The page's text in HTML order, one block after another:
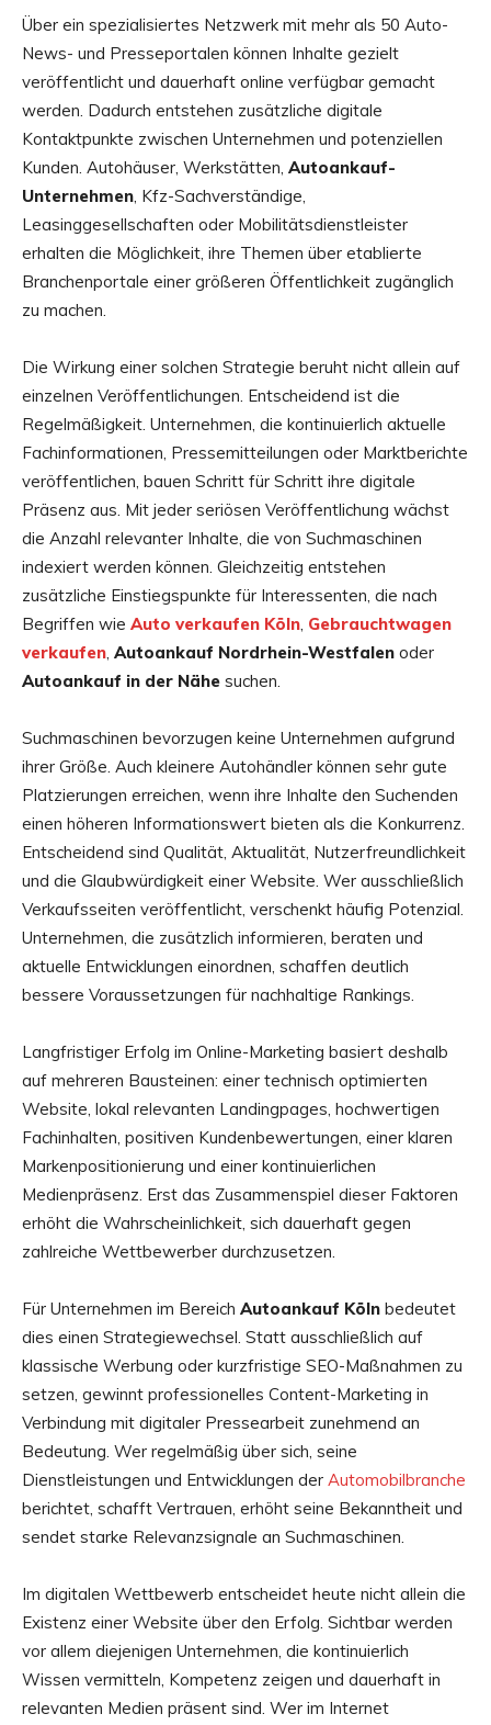
Über ein spezialisiertes Netzwerk mit mehr als 50 Auto-
News- und Presseportalen können Inhalte gezielt
veröffentlicht und dauerhaft online verfügbar gemacht
werden. Dadurch entstehen zusätzliche digitale
Kontaktpunkte zwischen Unternehmen und potenziellen
Kunden. Autohäuser, Werkstätten, Autoankauf-
Unternehmen, Kfz-Sachverständige,
Leasinggesellschaften oder Mobilitätsdienstleister
erhalten die Möglichkeit, ihre Themen über etablierte
Branchenportale einer größeren Öffentlichkeit zugänglich
zu machen.
Die Wirkung einer solchen Strategie beruht nicht allein auf
einzelnen Veröffentlichungen. Entscheidend ist die
Regelmäßigkeit. Unternehmen, die kontinuierlich aktuelle
Fachinformationen, Pressemitteilungen oder Marktberichte
veröffentlichen, bauen Schritt für Schritt ihre digitale
Präsenz aus. Mit jeder seriösen Veröffentlichung wächst
die Anzahl relevanter Inhalte, die von Suchmaschinen
indexiert werden können. Gleichzeitig entstehen
zusätzliche Einstiegspunkte für Interessenten, die nach
Begriffen wie Auto verkaufen Köln, Gebrauchtwagen
verkaufen, Autoankauf Nordrhein-Westfalen oder
Autoankauf in der Nähe suchen.
Suchmaschinen bevorzugen keine Unternehmen aufgrund
ihrer Größe. Auch kleinere Autohändler können sehr gute
Platzierungen erreichen, wenn ihre Inhalte den Suchenden
einen höheren Informationswert bieten als die Konkurrenz.
Entscheidend sind Qualität, Aktualität, Nutzerfreundlichkeit
und die Glaubwürdigkeit einer Website. Wer ausschließlich
Verkaufsseiten veröffentlicht, verschenkt häufig Potenzial.
Unternehmen, die zusätzlich informieren, beraten und
aktuelle Entwicklungen einordnen, schaffen deutlich
bessere Voraussetzungen für nachhaltige Rankings.
Langfristiger Erfolg im Online-Marketing basiert deshalb
auf mehreren Bausteinen: einer technisch optimierten
Website, lokal relevanten Landingpages, hochwertigen
Fachinhalten, positiven Kundenbewertungen, einer klaren
Markenpositionierung und einer kontinuierlichen
Medienpräsenz. Erst das Zusammenspiel dieser Faktoren
erhöht die Wahrscheinlichkeit, sich dauerhaft gegen
zahlreiche Wettbewerber durchzusetzen.
Für Unternehmen im Bereich Autoankauf Köln bedeutet
dies einen Strategiewechsel. Statt ausschließlich auf
klassische Werbung oder kurzfristige SEO-Maßnahmen zu
setzen, gewinnt professionelles Content-Marketing in
Verbindung mit digitaler Pressearbeit zunehmend an
Bedeutung. Wer regelmäßig über sich, seine
Dienstleistungen und Entwicklungen der Automobilbranche
berichtet, schafft Vertrauen, erhöht seine Bekanntheit und
sendet starke Relevanzsignale an Suchmaschinen.
Im digitalen Wettbewerb entscheidet heute nicht allein die
Existenz einer Website über den Erfolg. Sichtbar werden
vor allem diejenigen Unternehmen, die kontinuierlich
Wissen vermitteln, Kompetenz zeigen und dauerhaft in
relevanten Medien präsent sind. Wer im Internet